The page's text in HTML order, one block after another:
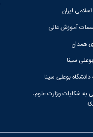
ایران
آموزش عالی
همدان
سینا
دانشگاه بوعلی سینا
به شکایات وزارت علوم،